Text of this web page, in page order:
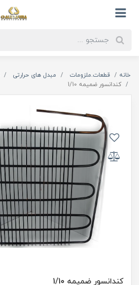
خانه قطعات.ملزومات مبدل های حرارتی
کندانسور ضمیمه 1/10
کندانسور ضمیمه 1/10